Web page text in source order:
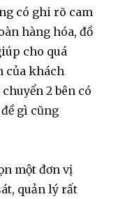
có ghi rõ cam
hàng hóa, đồ
cho quá
của khách
2 bên có
gì cũng
một đơn vị
quản lý rất